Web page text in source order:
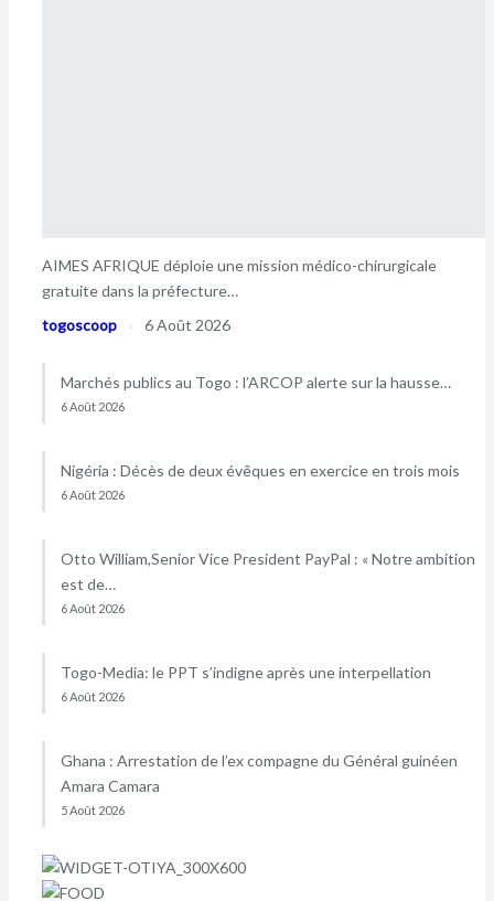
AIMES AFRIQUE déploie une mission médico-chirurgicale
gratuite dans la préfecture…
togoscoop
6 Août 2026
Marchés publics au Togo : l’ARCOP alerte sur la hausse…
6 Août 2026
Nigéria : Décès de deux évêques en exercice en trois mois
6 Août 2026
Otto William,Senior Vice President PayPal : « Notre ambition
est de…
6 Août 2026
Togo-Media: le PPT s’indigne après une interpellation
6 Août 2026
Ghana : Arrestation de l’ex compagne du Général guinéen
Amara Camara
5 Août 2026